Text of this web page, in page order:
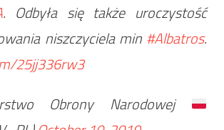
. Odbyła się także uroczystość
niszczyciela min #Albatros.
25jj336rw3
Obrony Narodowej